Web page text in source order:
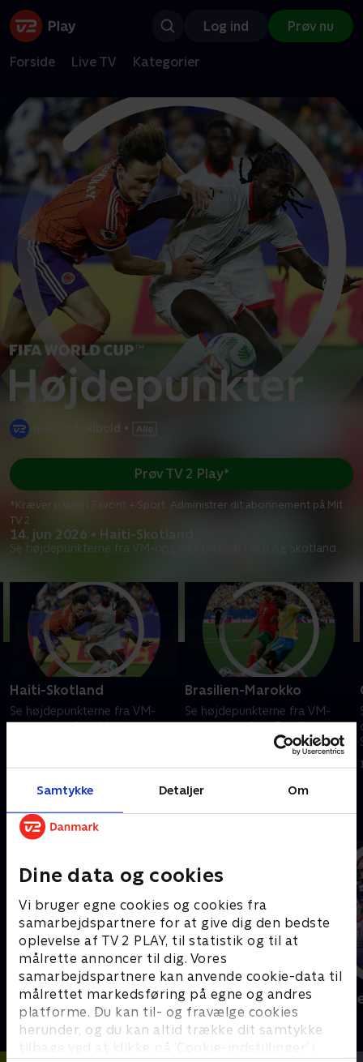
Samtykke Detaljer Om
Dine data og cookies
Vi bruger egne cookies og cookies fra
samarbejdspartnere for at give dig den bedste
oplevelse af TV 2 PLAY, til statistik og til at
målrette annoncer til dig. Vores
samarbejdspartnere kan anvende cookie-data til
målrettet markedsføring på egne og andres
platforme. Du kan til- og fravælge cookies
herunder, og du kan altid trække dit samtykke
tilbage ved at klikke på ’Cookie-indstillinger’ i
Log ind Prøv nu
Forside Live TV Kategorier
Fodbold •
14. jun 2026 • Haiti-Skotland
Se højdepunkterne fra VM-opgøret mellem Haiti og Skotland.
Prøv TV 2 Play*
*Kræver pakken Favorit + Sport. Administrer dit abonnement på Mit
TV 2.
Haiti-Skotland
Se højdepunkterne fra VM-
opgøret mellem Haiti og
Brasilien-Marokko
Se højdepunkterne fra VM-
opgøret mellem Brasilien og
Andre så også
Sport Fokus
Sport Sport